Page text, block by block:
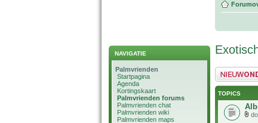
NAVIGATIE
Palmvrienden
Startpagina
Agenda
Kortingskaart
Palmvrienden forums
Palmvrienden chat
Palmvrienden wiki
Palmvrienden maps
Plaats een
TOPICS